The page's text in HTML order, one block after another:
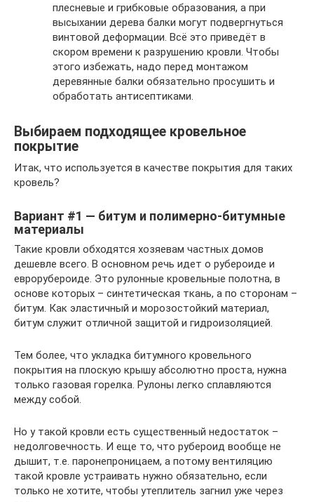
плесневые и грибковые образования, а при
высыхании дерева балки могут подвергнуться
винтовой деформации. Всё это приведёт в
скором времени к разрушению кровли. Чтобы
этого избежать, надо перед монтажом
деревянные балки обязательно просушить и
обработать антисептиками.
Выбираем подходящее кровельное
покрытие
Итак, что используется в качестве покрытия для таких
кровель?
Вариант #1 — битум и полимерно-битумные
материалы
Такие кровли обходятся хозяевам частных домов
дешевле всего. В основном речь идет о рубероиде и
еврорубероиде. Это рулонные кровельные полотна, в
основе которых – синтетическая ткань, а по сторонам –
битум. Как эластичный и морозостойкий материал,
битум служит отличной защитой и гидроизоляцией.
Тем более, что укладка битумного кровельного
покрытия на плоскую крышу абсолютно проста, нужна
только газовая горелка. Рулоны легко сплавляются
между собой.
Но у такой кровли есть существенный недостаток –
недолговечность. И еще то, что рубероид вообще не
дышит, т.е. паронепроницаем, а потому вентиляцию
такой кровле устраивать нужно обязательно, если
только не хотите, чтобы утеплитель загнил уже через